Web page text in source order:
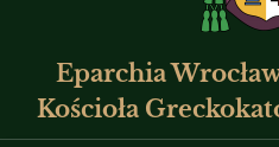
Eparchia
Kościoła